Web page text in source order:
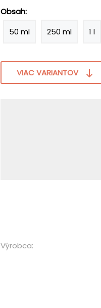
Obsah:
50 ml
250 ml 1 l
VIAC VARIANTOV
Výrobca: